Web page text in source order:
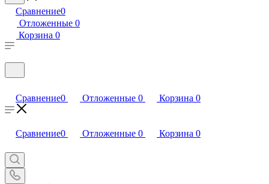
Сравнение0
Отложенные 0
Корзина 0
Сравнение0 Отложенные 0 Корзина 0
Сравнение0 Отложенные 0 Корзина 0